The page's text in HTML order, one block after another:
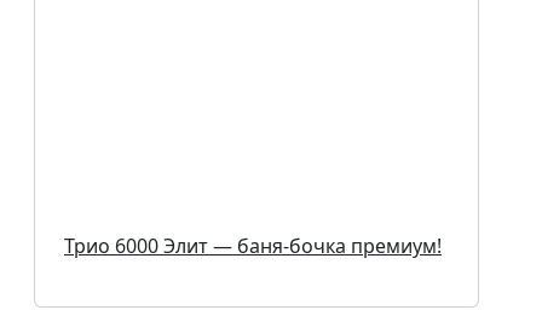
Трио 6000 Элит — баня-бочка премиум!